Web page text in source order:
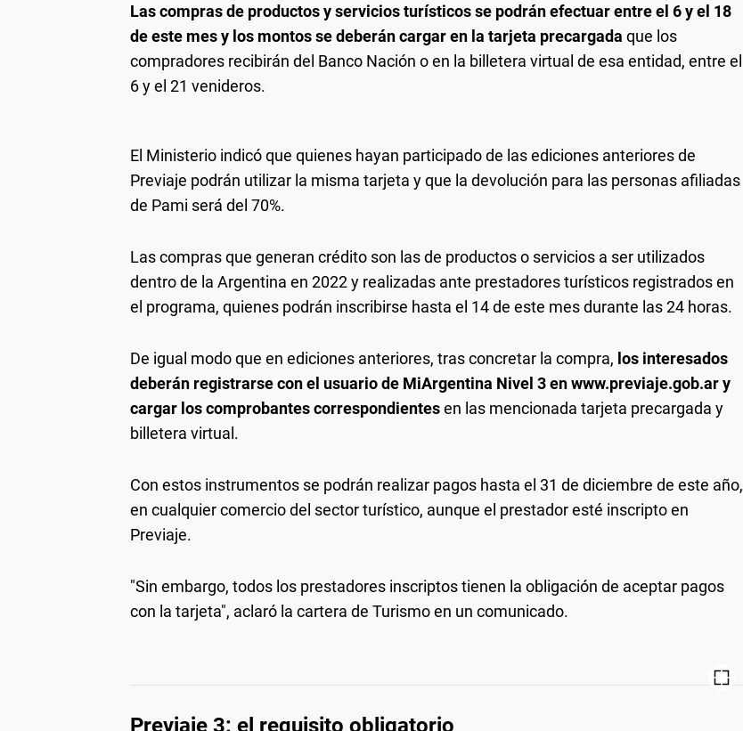
Las compras de productos y servicios turísticos se podrán efectuar entre el 6 y el 18
de este mes y los montos se deberán cargar en la tarjeta precargada que los
compradores recibirán del Banco Nación o en la billetera virtual de esa entidad, entre el
6 y el 21 venideros.
El Ministerio indicó que quienes hayan participado de las ediciones anteriores de
Previaje podrán utilizar la misma tarjeta y que la devolución para las personas afiliadas
de Pami será del 70%.
Las compras que generan crédito son las de productos o servicios a ser utilizados
dentro de la Argentina en 2022 y realizadas ante prestadores turísticos registrados en
el programa, quienes podrán inscribirse hasta el 14 de este mes durante las 24 horas.
De igual modo que en ediciones anteriores, tras concretar la compra, los interesados
deberán registrarse con el usuario de MiArgentina Nivel 3 en www.previaje.gob.ar y
cargar los comprobantes correspondientesen las mencionada tarjeta precargada y
billetera virtual.
Con estos instrumentos se podrán realizar pagos hasta el 31 de diciembre de este año,
en cualquier comercio del sector turístico, aunque el prestador esté inscripto en
Previaje.
"Sin embargo, todos los prestadores inscriptos tienen la obligación de aceptar pagos
con la tarjeta", aclaró la cartera de Turismo en un comunicado.
Previaje 3: el requisito obligatorio